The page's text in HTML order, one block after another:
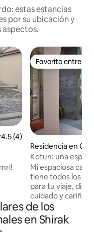
estas estancias
por su ubicación y
aspectos.
promedio: 4.5
4.5 (4)
Favorito entre
Favorito entre
Residencia en
Kotun: una
primer piso
Mi espaciosa
tiene todos los
para tu viaje,
cuidado y cariño.
casa de 2 pisos
independiente
camas para hasta
de los
en Shirak